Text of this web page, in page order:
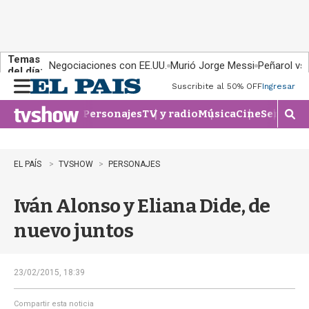
Temas
del día: Negociaciones con EE.UU. Murió Jorge Messi Peñarol
n
u
Suscribite al 50% OFFIngresar
PersonajesTV y radioMúsicaCineSeries
M
o
e
EL PAÍS TVSHOW PERSONAJES
Iván Alonso y Eliana Dide, de
nuevo juntos
23/02/2015, 18:39
Compartir esta noticia